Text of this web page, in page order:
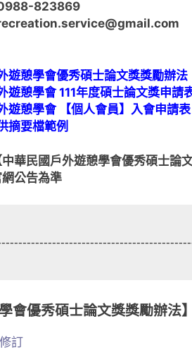
823869
遊憩學會優秀碩士論文獎獎勵辦法
遊憩學會 111年度碩士論文獎申請
遊憩學會 【個人會員】入會申請表
摘要檔範例
華民國戶外遊憩學會優秀碩士論文
公告為準
會優秀碩士論文獎獎勵辦法】
訂